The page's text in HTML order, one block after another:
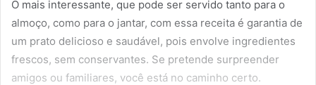
O mais interessante, que pode ser servido tanto para o
almoço, como para o jantar, com essa receita é garantia de
um prato delicioso e saudável, pois envolve ingredientes
frescos, sem conservantes. Se pretende surpreender
amigos ou familiares, você está no caminho certo.